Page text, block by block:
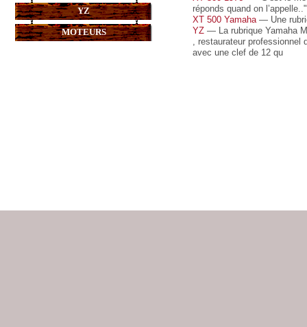
YZ
MOTEURS
réponds quand on
XT 500 Yamaha— Une
YZ — La rubrique Yamaha
, restaurateur professionnel
avec une clef de 12 qu